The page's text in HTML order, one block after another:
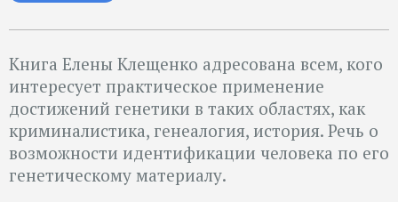
Книга Елены Клещенко адресована всем, кого
интересует практическое применение
достижений генетики в таких областях, как
криминалистика, генеалогия, история. Речь о
возможности идентификации человека по его
генетическому материалу.